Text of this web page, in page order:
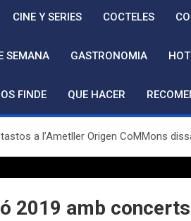
CINE Y SERIES COCTELES
SEMANA GASTRONOMIA
FINDE QUE HACER
a l’Ametller Origen CoMMons
2019 amb